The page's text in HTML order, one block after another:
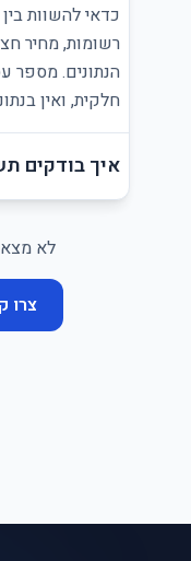
כדאי להשוות
רשומות, מחיר
הנתונים. מספר
חלקית, ואין
איך בודקים
לא
צרו